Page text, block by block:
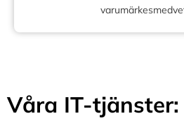
Våra IT-tjänster: